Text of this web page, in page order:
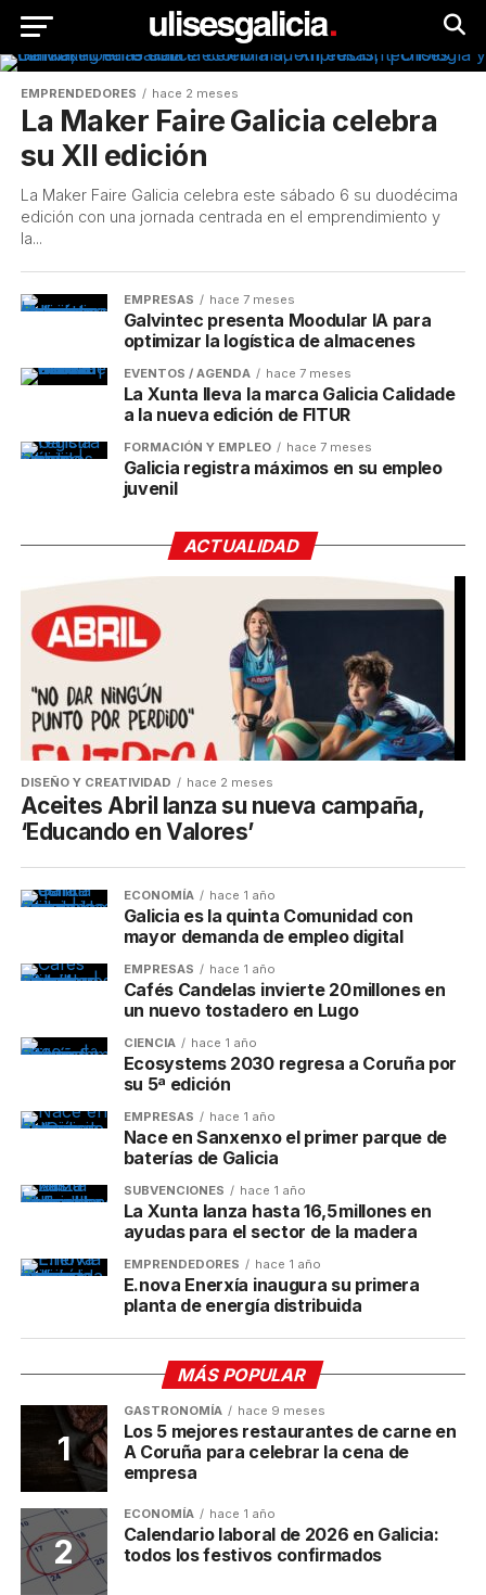
EMPRENDEDORES hace 2 meses
La Maker Faire Galicia celebra
su XII edición
La Maker Faire Galicia celebra este sábado 6 su duodécima
edición con una jornada centrada en el emprendimiento y
la...
EMPRESAS hace 7 meses
Galvintec presenta Moodular IA para
optimizar la logística de almacenes
EVENTOS / AGENDA hace 7 meses
La Xunta lleva la marca Galicia Calidade
a la nueva edición de FITUR
FORMACIÓN Y EMPLEO hace 7 meses
Galicia registra máximos en su empleo
juvenil
ACTUALIDAD
DISEÑO Y CREATIVIDAD hace 2 meses
Aceites Abril lanza su nueva campaña,
‘Educando en Valores’
ECONOMÍA hace 1 año
Galicia es la quinta Comunidad con
mayor demanda de empleo digital
EMPRESAS hace 1 año
Cafés Candelas invierte 20 millones en
un nuevo tostadero en Lugo
CIENCIA hace 1 año
Ecosystems 2030 regresa a Coruña por
su 5ª edición
EMPRESAS hace 1 año
Nace en Sanxenxo el primer parque de
baterías de Galicia
SUBVENCIONES hace 1 año
La Xunta lanza hasta 16,5 millones en
ayudas para el sector de la madera
EMPRENDEDORES hace 1 año
E.nova Enerxía inaugura su primera
planta de energía distribuida
MÁS POPULAR
GASTRONOMÍA hace 9 meses
Los 5 mejores restaurantes de carne en
A Coruña para celebrar la cena de
empresa
ECONOMÍA hace 1 año
Calendario laboral de 2026 en Galicia:
todos los festivos confirmados